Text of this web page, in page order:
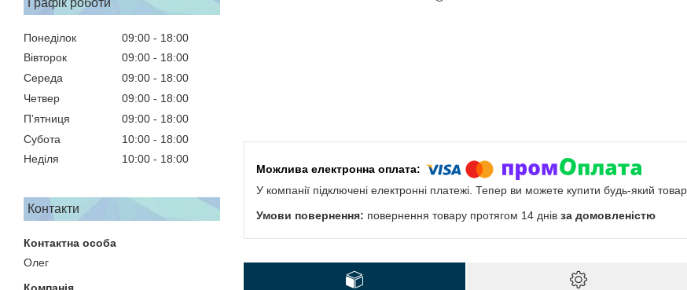
Понеділок 09:00
18:00
Вівторок
09:00
18:00
Середа
09:00
18:00
Четвер
09:00
18:00
Пʼятниця
09:00
18:00
Субота
10:00
18:00
Неділя
10:00 18:00
Контакти
Олег
У компанії підключені електронні платежі. Тепер ви можете купити будь-який
повернення товару протягом 14 днів за домовленістю